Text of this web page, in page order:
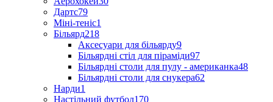
Дартс79
Міні-теніс1
Більярд218
Аксесуари для більярду9
Більярдні стіл для піраміди97
Більярдні столи для пулу - американка48
Більярдні столи для снукера62
Нарди1
Настільний футбол170